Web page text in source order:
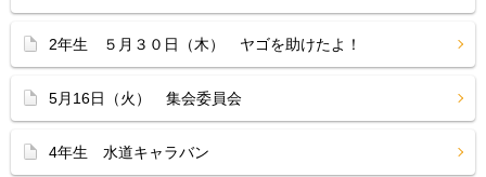
2年生 ５月３０日（木） ヤゴを助けたよ！
5月16日（火） 集会委員会
4年生 水道キャラバン